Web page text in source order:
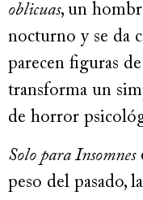
oblicuas, un
nocturno y se da
parecen figuras
transforma un
de horror
Solo para Insomnes
peso del pasado,